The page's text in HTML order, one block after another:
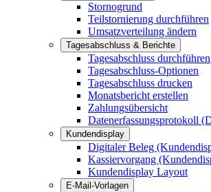
Stornogrund
Teilstornierung durchführen
Umsatzverteilung ändern
Tagesabschluss & Berichte
Tagesabschluss durchführen
Tagesabschluss-Optionen
Tagesabschluss drucken
Monatsbericht erstellen
Zahlungsübersicht
Datenerfassungsprotokoll
Kundendisplay
Digitaler Beleg
Kassiervorgang
Kundendisplay Layout
E-Mail-Vorlagen